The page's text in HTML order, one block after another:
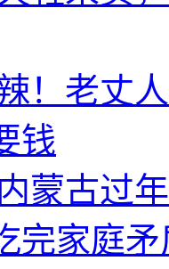
！老丈
钱
蒙古过
完家庭